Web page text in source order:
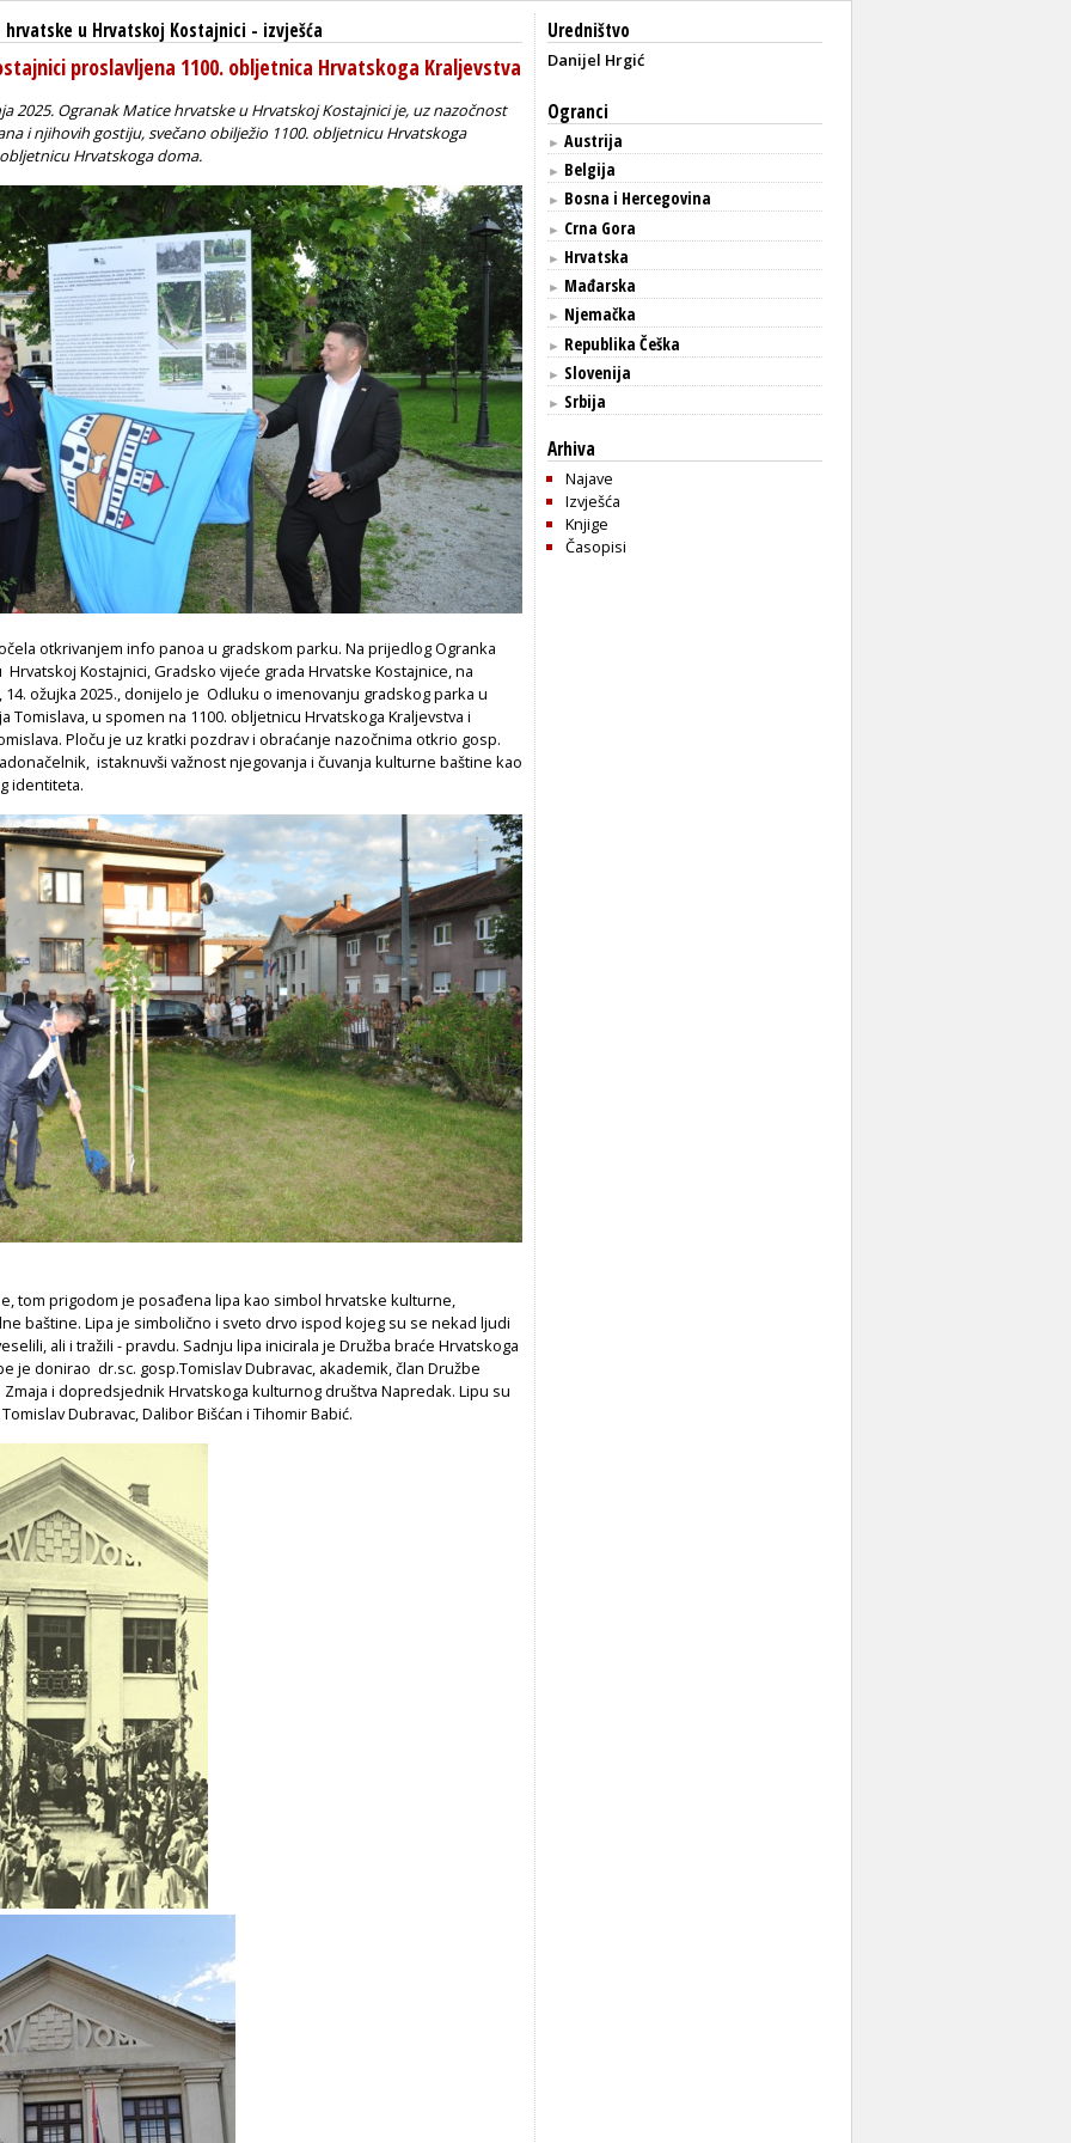
u Hrvatskoj Kostajnici - izvješća
proslavljena 1100. obljetnica Hrvatskoga Kraljevstva
2025. Ogranak Matice hrvatske u Hrvatskoj Kostajnici je, uz nazočnost
i njihovih gostiju, svečano obilježio 1100. obljetnicu Hrvatskoga
Hrvatskoga doma.
otkrivanjem info panoa u gradskom parku. Na prijedlog Ogranka
Kostajnici, Gradsko vijeće grada Hrvatske Kostajnice, na
ožujka 2025., donijelo je Odluku o imenovanju gradskog parka u
Tomislava, u spomen na 1100. obljetnicu Hrvatskoga Kraljevstva i
Ploču je uz kratki pozdrav i obraćanje nazočnima otkrio gosp.
istaknuvši važnost njegovanja i čuvanja kulturne baštine kao
identiteta.
tom prigodom je posađena lipa kao simbol hrvatske kulturne,
baštine. Lipa je simbolično i sveto drvo ispod kojeg su se nekad ljudi
ali i tražili - pravdu. Sadnju lipa inicirala je Družba braće Hrvatskoga
je donirao dr.sc. gosp.Tomislav Dubravac, akademik, član Družbe
Zmaja i dopredsjednik Hrvatskoga kulturnog društva Napredak. Lipu su
Dubravac, Dalibor Bišćan i Tihomir Babić.
Uredništvo
Danijel Hrgić
Ogranci
► Austrija
► Belgija
► Bosna i Hercegovina
► Crna Gora
► Hrvatska
► Mađarska
► Njemačka
► Republika Češka
► Slovenija
► Srbija
Arhiva
Najave
Izvješća
Knjige
Časopisi